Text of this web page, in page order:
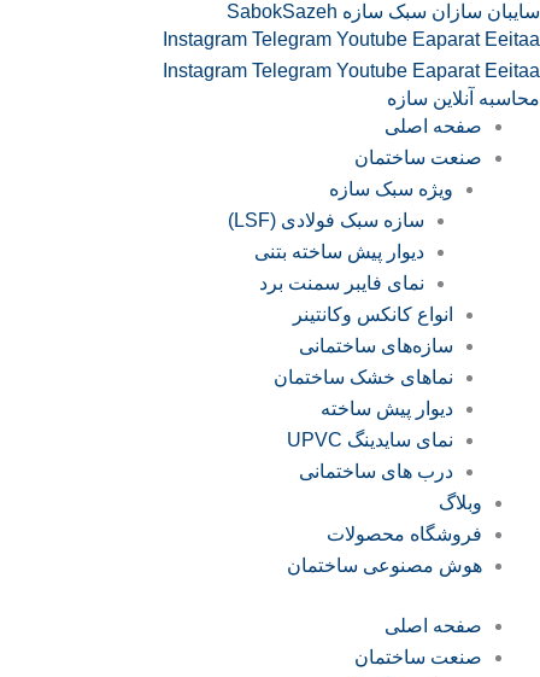
پرش
به
محتوا
سایبان سازان سبک سازه SabokSazeh
Instagram Telegram Youtube Eaparat Eeitaa
Instagram Telegram Youtube Eaparat Eeitaa
محاسبه آنلاین سازه
صفحه اصلی
صنعت ساختمان
ویژه سبک سازه
سازه‌ سبک فولادی (LSF)
دیوار پیش ساخته بتنی
نمای فایبر سمنت برد
انواع کانکس وکانتینر
سازه‌های ساختمانی
نماهای خشک ساختمان
دیوار پیش ساخته
نمای سایدینگ UPVC
درب های ساختمانی
وبلاگ
فروشگاه محصولات
هوش مصنوعی ساختمان
صفحه اصلی
صنعت ساختمان